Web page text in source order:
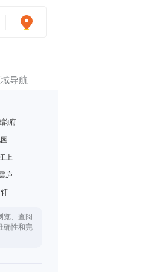
导航
韵府
上
庐
览、查阅
确性和完